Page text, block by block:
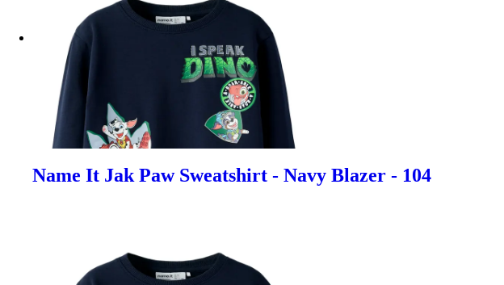
Name It Jak Paw Sweatshirt - Navy Blazer - 104